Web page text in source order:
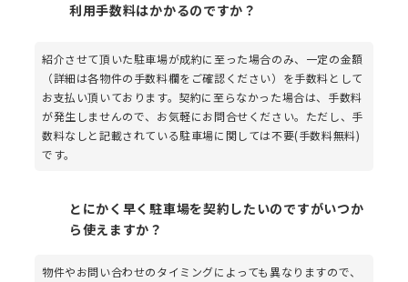
利用手数料はかかるのですか？
紹介させて頂いた駐車場が成約に至った場合のみ、一定の金額
（詳細は各物件の手数料欄をご確認ください）を手数料として
お支払い頂いております。契約に至らなかった場合は、手数料
が発生しませんので、お気軽にお問合せください。ただし、手
数料なしと記載されている駐車場に関しては不要(手数料無料)
です。
とにかく早く駐車場を契約したいのですがいつか
ら使えますか？
物件やお問い合わせのタイミングによっても異なりますので、